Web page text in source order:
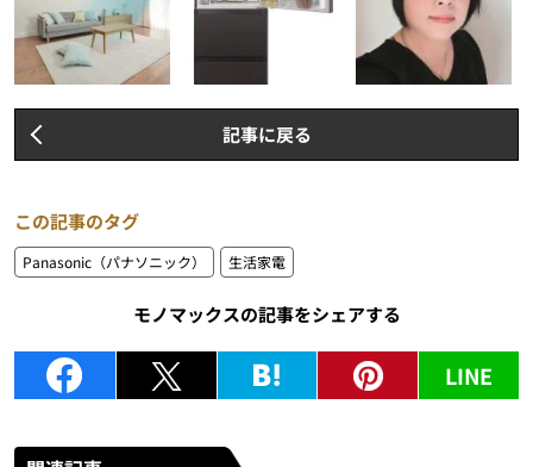
記事に戻る
この記事のタグ
Panasonic（パナソニック） 生活家電
モノマックスの記事をシェアする
LINE